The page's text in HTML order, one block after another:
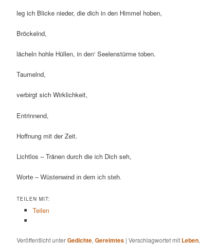
leg ich Blicke nieder, die dich in den Himmel hoben,
Bröckelnd,
lächeln hohle Hüllen, in den‘ Seelenstürme toben.
Taumelnd,
verbirgt sich Wirklichkeit,
Entrinnend,
Hoffnung mit der Zeit.
Lichtlos – Tränen durch die ich Dich seh,
Worte – Wüstenwind in dem ich steh.
TEILEN MIT:
Teilen
Veröffentlicht unterGedichte,Gereimtes |Verschlagwortet mit Leben,